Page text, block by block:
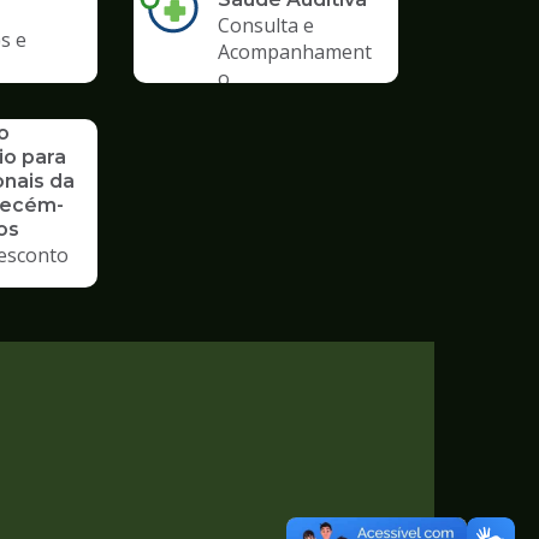
e
Consulta e
Acompanhament
o
para
da